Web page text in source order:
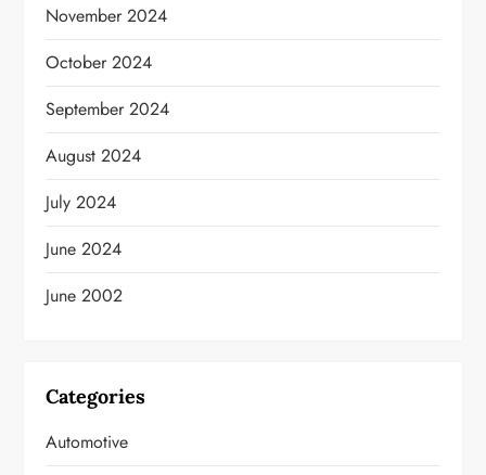
November 2024
October 2024
September 2024
August 2024
July 2024
June 2024
June 2002
Categories
Automotive